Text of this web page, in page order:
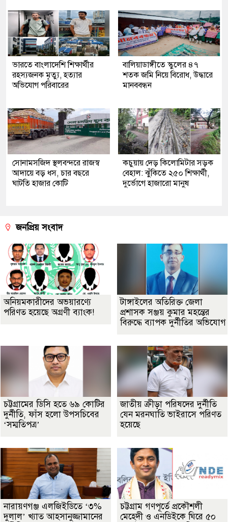
ভারতে বাংলাদেশি শিক্ষার্থীর
রহস্যজনক মৃত্যু, হত্যার
অভিযোগ পরিবারের
বালিয়াডাঙ্গীতে স্কুলের ৪৭
শতক জমি নিয়ে বিরোধ, উদ্ধারে
মানববন্ধন
সোনামসজিদ স্থলবন্দরে রাজস্ব
আদায়ে বড় ধস, চার বছরে
ঘাটতি হাজার কোটি
কচুয়ায় দেড় কিলোমিটার সড়ক
বেহাল: ঝুঁকিতে ২৫০ শিক্ষার্থী,
দুর্ভোগে হাজারো মানুষ
জনপ্রিয় সংবাদ
অনিয়মকারীদের অভয়ারণ্যে
পরিণত হয়েছে অগ্রণী ব্যাংক!
টাঙ্গাইলের অতিরিক্ত জেলা
প্রশাসক সঞ্জয় কুমার মহন্তের
বিরুদ্ধে ব্যাপক দুর্নীতির অভিযোগ
চট্টগ্রামের ডিসি হতে ৬৯ কোটির
দুর্নীতি, ফাঁস হলো উপসচিবের
‘সম্মতিপত্র’
জাতীয় ক্রীড়া পরিষদের দুর্নীতি
যেন মরনঘাতি ভাইরাসে পরিণত
হয়েছে
নারায়ণগঞ্জ এলজিইডিতে ‘৩%
দুলাল’ খ্যাত আহসানুজ্জামানের
চট্টগ্রাম গণপূর্তে প্রকৌশলী
মেহেদী ও এনডিইকে ঘিরে ৫০